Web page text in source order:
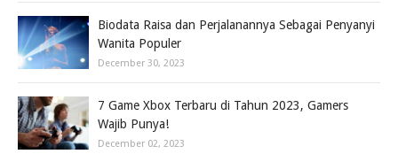
Biodata Raisa dan Perjalanannya Sebagai Penyanyi
Wanita Populer
December 30, 2023
7 Game Xbox Terbaru di Tahun 2023, Gamers
Wajib Punya!
December 02, 2023